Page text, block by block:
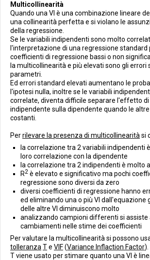
Multicollinearità
Quando una VI è una combinazione lineare
una collinearità perfetta e si violano le
della regressione.
Se le variabili indipendenti sono molto
l'interpretazione di una regressione standard
coefficienti di regressione bassi o non
la multicollinearità e più elevati sono gli errori
parametri.
Ed errori standard elevati aumentano le
l'ipotesi nulla, inoltre se le variabili
correlate, diventa difficile separare l'effetto di
indipendente sulla dipendente quando le
costanti.
Perrilevare la presenza di multicollinearità si
la correlazione tra 2 variabili indipendenti
loro correlazione con la dipendente
la correlazione tra 2 indipendenti è molto
R2 è elevato e significativo ma pochi
regressione sono diversi da zero
diversi coefficienti di regressione hanno
ed eliminando una o più VI dall'equazione
delle altre VI diminuiscono molto
analizzando campioni differenti si assiste
cambiamenti nelle stime dei coefficienti
Per valutare la multicollinearità si possono
tolleranza Te VIF(Variance Inflaction Factor).
T viene usato per stimare quanto una VI è